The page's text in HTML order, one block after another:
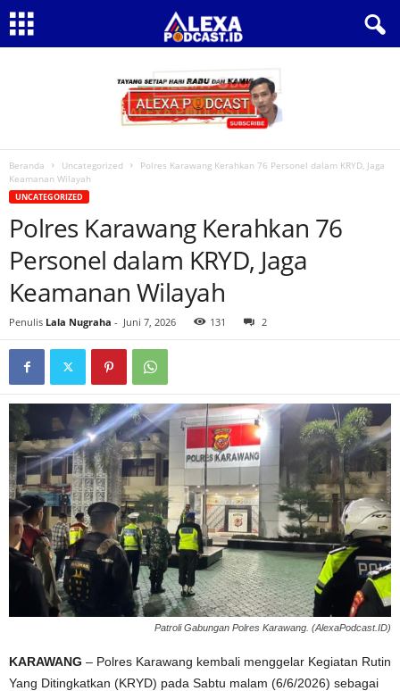
Beranda Uncategorized
‎Polres Karawang Kerahkan 76 Personel dalam KRYD, Jaga
Keamanan Wilayah
UNCATEGORIZED
‎Polres Karawang Kerahkan 76
Personel dalam KRYD, Jaga
Keamanan Wilayah
Penulis Lala Nugraha - Juni 7, 2026 131 2
Patroli Gabungan Polres Karawang. (AlexaPodcast.ID)
KARAWANG – Polres Karawang kembali menggelar Kegiatan Rutin
Yang Ditingkatkan (KRYD) pada Sabtu malam (6/6/2026) sebagai